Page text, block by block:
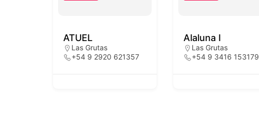
ATUEL
Las Grutas
+54 9 2920 621357
Alaluna I
Las Grutas
+54 9 3416 153179